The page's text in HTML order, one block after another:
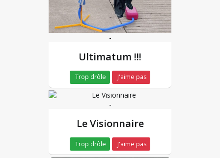
-
Ultimatum !!!
Trop drôle J'aime pas
-
Le Visionnaire
Trop drôle J'aime pas